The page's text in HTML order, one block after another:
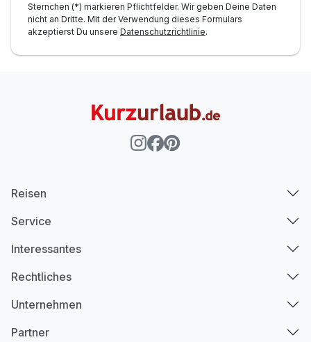
Sternchen (*) markieren Pflichtfelder. Wir geben Deine Daten
nicht an Dritte. Mit der Verwendung dieses Formulars
akzeptierst Du unsere Datenschutzrichtlinie.
Reisen
Service
Interessantes
Rechtliches
Unternehmen
Partner